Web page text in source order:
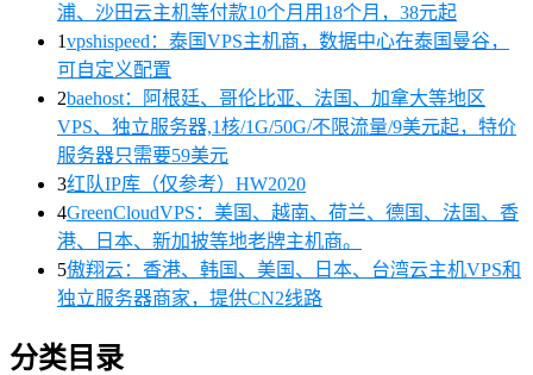
浦、沙田云主机等付款10个月用18个月，38元起
1vpshispeed：泰国VPS主机商，数据中心在泰国曼谷，
可自定义配置
2baehost：阿根廷、哥伦比亚、法国、加拿大等地区
VPS、独立服务器,1核/1G/50G/不限流量/9美元起，特价
服务器只需要59美元
3红队IP库（仅参考）HW2020
4GreenCloudVPS：美国、越南、荷兰、德国、法国、香
港、日本、新加披等地老牌主机商。
5傲翔云：香港、韩国、美国、日本、台湾云主机VPS和
独立服务器商家，提供CN2线路
分类目录